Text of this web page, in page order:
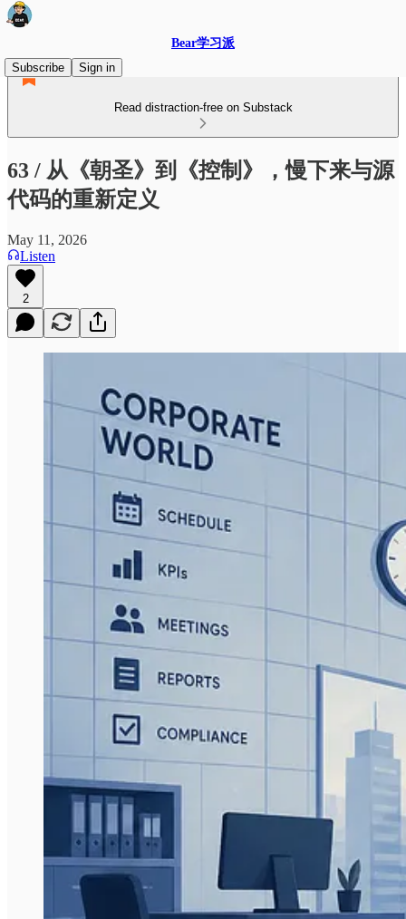
Bear学习派
Subscribe
Sign in
Read distraction-free on Substack
63 / 从《朝圣》到《控制》，慢下来与源
代码的重新定义
May 11, 2026
Listen
2